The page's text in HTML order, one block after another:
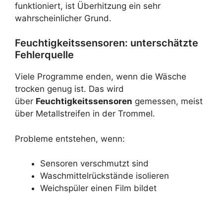
funktioniert, ist Überhitzung ein sehr
wahrscheinlicher Grund.
Feuchtigkeitssensoren: unterschätzte
Fehlerquelle
Viele Programme enden, wenn die Wäsche
trocken genug ist. Das wird
über Feuchtigkeitssensoren gemessen, meist
über Metallstreifen in der Trommel.
Probleme entstehen, wenn:
Sensoren verschmutzt sind
Waschmittelrückstände isolieren
Weichspüler einen Film bildet